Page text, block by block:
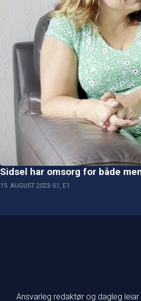
Sidsel har omsorg for både
15. AUGUST 2023 S1, E1
Ansvarleg redaktør og dagleg leiar